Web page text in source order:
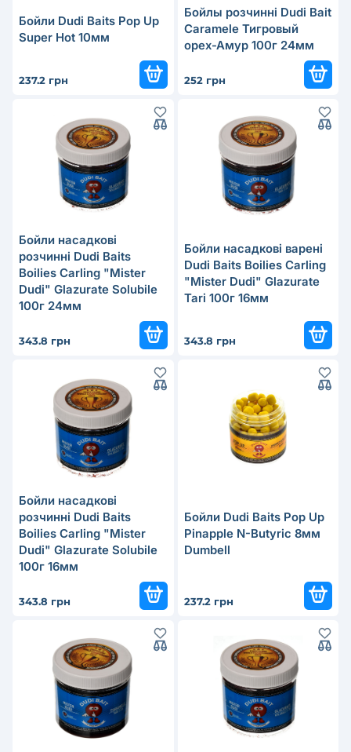
Бойли Dudi Baits Pop Up
Super Hot 10мм
237.2 грн
Бойлы розчинні Dudi Bait
Caramele Тигровый
орех-Амур 100г 24мм
252 грн
Бойли насадкові
розчинні Dudi Baits
Boilies Carling "Mister
Dudi" Glazurate Solubile
100г 24мм
343.8 грн
Бойли насадкові варені
Dudi Baits Boilies Carling
"Mister Dudi" Glazurate
Tari 100г 16мм
343.8 грн
Бойли насадкові
розчинні Dudi Baits
Boilies Carling "Mister
Dudi" Glazurate Solubile
100г 16мм
343.8 грн
Бойли Dudi Baits Pop Up
Pinapple N-Butyric 8мм
Dumbell
237.2 грн